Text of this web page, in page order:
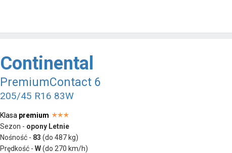
Continental
PremiumContact 6
205/45 R16 83W
Klasa premium
Sezon - opony Letnie
Nośność - 83 (do 487 kg)
Prędkość -W (do 270 km/h)